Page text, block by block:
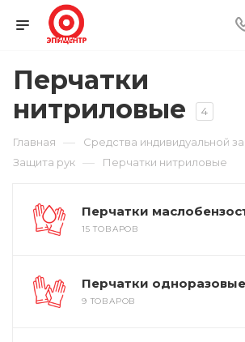
Перчатки
нитриловые
4
Главная — Средства индивидуальной
Защита рук — Перчатки нитриловые
Перчатки
15 ТОВАРОВ
Перчатки одноразовые
9 ТОВАРОВ